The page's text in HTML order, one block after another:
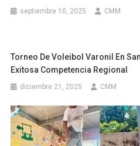
septiembre 10, 2025 CMM
Torneo De Voleibol Varonil En
Exitosa Competencia Regional
diciembre 21, 2025 CMM